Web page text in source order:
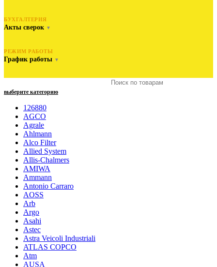
БУХГАЛТЕРИЯ
Акты сверок ▼
РЕЖИМ РАБОТЫ
График работы ▼
выберите категорию
126880
AGCO
Agrale
Ahlmann
Alco Filter
Allied System
Allis-Chalmers
AMIWA
Ammann
Antonio Carraro
AOSS
Arb
Argo
Asahi
Astec
Astra Veicoli Industriali
ATLAS COPCO
Atm
AUSA